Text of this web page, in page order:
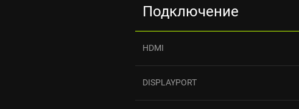
Подключение
HDMI
DISPLAYPORT